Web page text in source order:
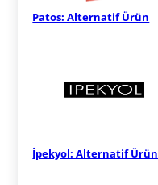
Patos: Alternatif Ürün
İpekyol: Alternatif Ürün